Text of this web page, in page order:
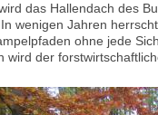
das Hallendach des
wenigen Jahren
ohne jede
wird der